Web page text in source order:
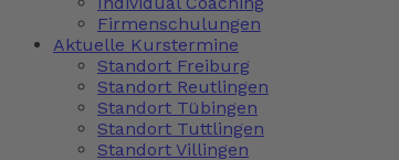
Firmenschulungen
Aktuelle Kurstermine
Standort Freiburg
Standort Reutlingen
Standort Tübingen
Standort Tuttlingen
Standort Villingen